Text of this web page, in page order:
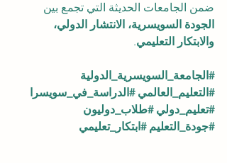
ضمن الجامعات الحديثة التي تجمع بين
الجودة السويسرية، الانتشار الدولي،
والابتكار التعليمي.
#الجامعة_السويسرية_الدولية
#التعليم_العالمي #الدراسة_في_سويسرا
#تعليم_دولي #طلاب_دوليون
#جودة_التعليم #ابتكار_تعليمي